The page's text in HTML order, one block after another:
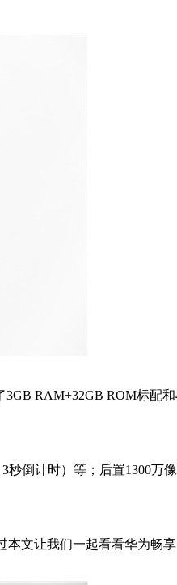
RAM+32GB ROM标配
倒计时）等；后置1300万
文让我们一起看看华为畅享